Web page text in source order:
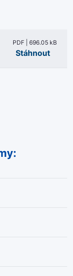
PDF | 696.05 kB
Stáhnout